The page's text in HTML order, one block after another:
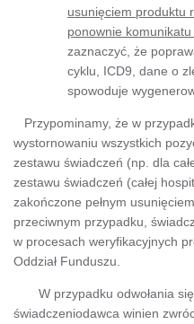
usunięciem produktu
ponownie komunikatu
zaznaczyć, że
cyklu, ICD9, dane o
spowoduje
Przypominamy, że w
wystornowaniu wszystkich
zestawu świadczeń (np. dla
zestawu świadczeń (całej
zakończone pełnym
przeciwnym przypadku,
w procesach weryfikacyjnych
Oddział Funduszu.
W przypadku odwołania się
świadczeniodawca winien